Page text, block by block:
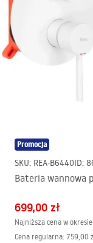
Promocja
SKU: REA-B6440ID:
Bateria wannowa
699,00 zł
Najniższa cena w
Cena regularna: 759,00